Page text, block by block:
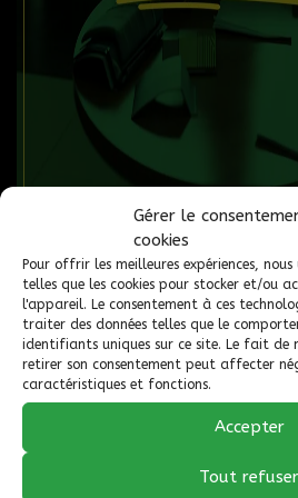
Gérer le
cookies
Pour offrir les meilleures expériences,
telles que les cookies pour stocker et/ou
l'appareil. Le consentement à ces
traiter des données telles que le
identifiants uniques sur ce site. Le fait de
retirer son consentement peut affecter
caractéristiques et fonctions.
Accepter
Tout refuser
PASSAGERS :
NUMÉRO DE STOCK :
AUTOBONJOUR.COM. Vous cherchez
aux meilleurs programmes de
marché s'adaptant à votre situation.
À 100%* OU NOUS VOUS REMETTONS
offrons un vaste choix de véhicules
GARANTIES pouvant aller jusqu'à 48
credit. Aucune crédit refuser. Tous
enregistrés chez les 2 plus grands
VOTRE DOSSIER NE PEUT QUE
demande de financement sécurisée
Un de nos spécialistes vous
ouvrable. Ce n'est pas le véhicule que
nous travailler pour vous. Nous avons